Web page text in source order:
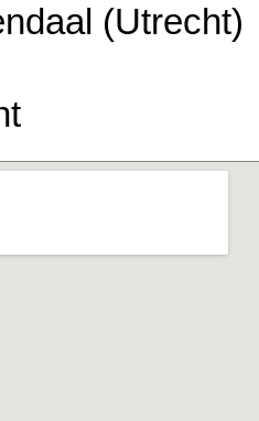
(Utrecht)